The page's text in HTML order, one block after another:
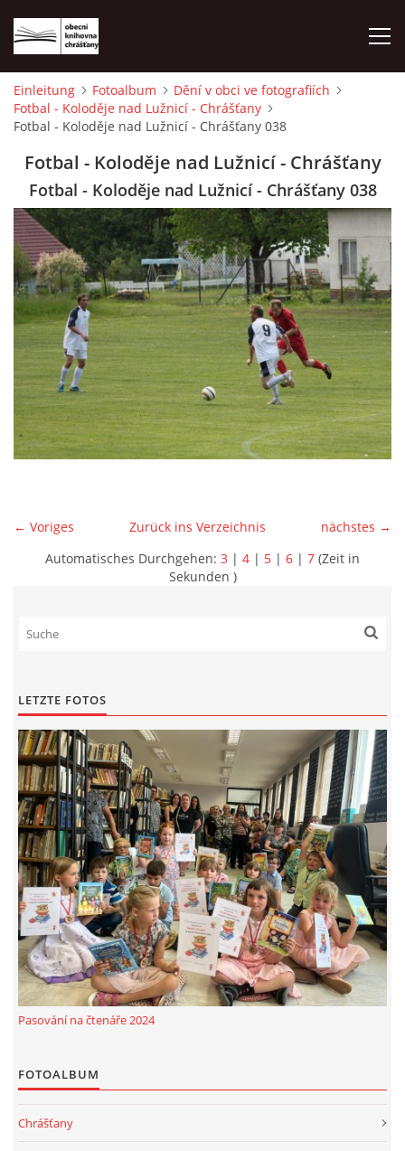
EINLEITUNG
FOTOALBUM
© 2026 eStránky.cz |WebSlice |Drucken|Aktualisiert: 1. 8. 2026|
Nach oben ↑
Einleitung Fotoalbum
Dění v obci ve fotografiích
Fotbal - Koloděje nad Lužnicí - Chrášťany
Fotbal - Koloděje nad Lužnicí - Chrášťany 038
Fotbal - Koloděje nad Lužnicí - Chrášťany
Fotbal - Koloděje nad Lužnicí - Chrášťany 038
← Voriges nächstes →
Zurück ins Verzeichnis
Automatisches Durchgehen: 3 | 4 | 5 | 6 | 7 (Zeit in
Sekunden )
LETZTE FOTOS
Pasování na čtenáře 2024
FOTOALBUM
Chrášťany